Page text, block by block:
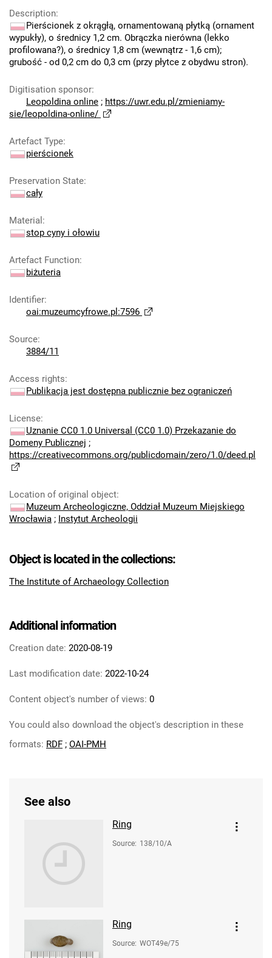
Description:
Pierścionek z okrągłą, ornamentowaną płytką (ornament
wypukły), o średnicy 1,2 cm. Obrączka nierówna (lekko
profilowana?), o średnicy 1,8 cm (wewnątrz - 1,6 cm);
grubość - od 0,2 cm do 0,3 cm (przy płytce z obydwu stron).
Digitisation sponsor:
Leopoldina online ; https://uwr.edu.pl/zmieniamy-
sie/leopoldina-online/
Artefact Type:
pierścionek
Preservation State:
cały
Material :
stop cyny i ołowiu
Artefact Function:
biżuteria
Identifier:
oai:muzeumcyfrowe.pl:7596
Source:
3884/11
Access rights:
Publikacja jest dostępna publicznie bez ograniczeń
License:
Uznanie CC0 1.0 Universal (CC0 1.0) Przekazanie do
Domeny Publicznej ;
https://creativecommons.org/publicdomain/zero/1.0/deed.pl
Location of original object:
Muzeum Archeologiczne, Oddział Muzeum Miejskiego
Wrocławia ; Instytut Archeologii
Object is located in the collections:
The Institute of Archaeology Collection
Additional information
Creation date: 2020-08-19
Last modification date: 2022-10-24
Content object's number of views: 0
You could also download the object's description in these
formats: RDF ; OAI-PMH
See also
Ring
Source: 138/10/A
Ring
Source: WOT49e/75